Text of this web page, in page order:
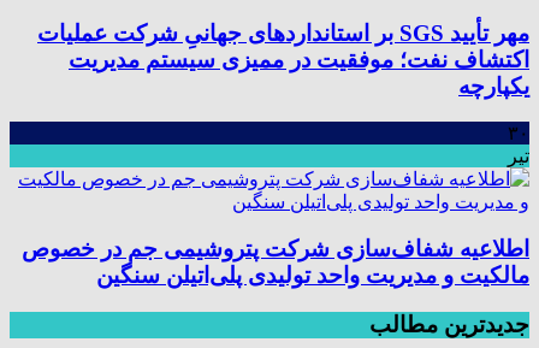
مهر تأیید SGS بر استانداردهای جهانیِ شرکت عملیات
اکتشاف نفت؛ موفقیت در ممیزی سیستم مدیریت
یکپارچه
۳۰
تیر
اطلاعیه شفاف‌سازی شرکت پتروشیمی جم در خصوص
مالکیت و مدیریت واحد تولیدی پلی‌اتیلن سنگین
جدیدترین مطالب